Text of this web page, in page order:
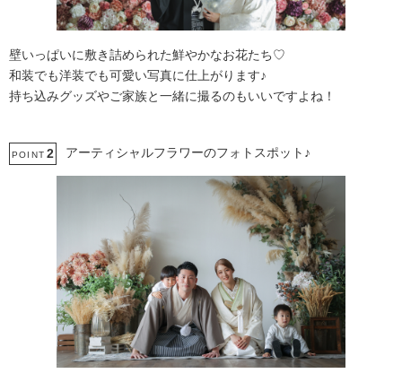
壁いっぱいに敷き詰められた鮮やかなお花たち♡
和装でも洋装でも可愛い写真に仕上がります♪
持ち込みグッズやご家族と一緒に撮るのもいいですよね！
POINT 2 アーティシャルフラワーのフォトスポット♪